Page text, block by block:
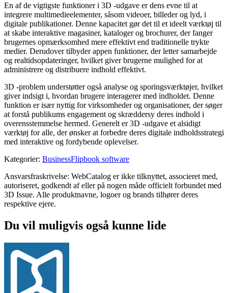
En af de vigtigste funktioner i 3D -udgave er dens evne til at
integrere multimedieelementer, såsom videoer, billeder og lyd, i
digitale publikationer. Denne kapacitet gør det til et ideelt værktøj til
at skabe interaktive magasiner, kataloger og brochurer, der fanger
brugernes opmærksomhed mere effektivt end traditionelle trykte
medier. Derudover tilbyder appen funktioner, der letter samarbejde
og realtidsopdateringer, hvilket giver brugerne mulighed for at
administrere og distribuere indhold effektivt.
3D -problem understøtter også analyse og sporingsværktøjer, hvilket
giver indsigt i, hvordan brugere interagerer med indholdet. Denne
funktion er især nyttig for virksomheder og organisationer, der søger
at forstå publikums engagement og skræddersy deres indhold i
overensstemmelse hermed. Generelt er 3D -udgave et alsidigt
værktøj for alle, der ønsker at forbedre deres digitale indholdsstrategi
med interaktive og fordybende oplevelser.
Kategorier: BusinessFlipbook software
Ansvarsfraskrivelse: WebCatalog er ikke tilknyttet, associeret med,
autoriseret, godkendt af eller på nogen måde officielt forbundet med
3D Issue. Alle produktnavne, logoer og brands tilhører deres
respektive ejere.
Du vil muligvis også kunne lide